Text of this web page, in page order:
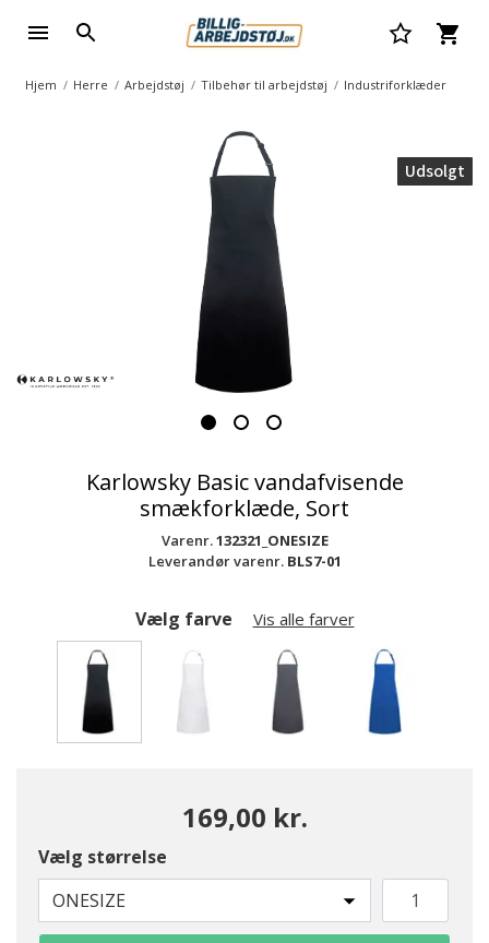
Hjem Herre Arbejdstøj Tilbehør til arbejdstøj Industriforklæder
Udsolgt
Karlowsky Basic vandafvisende
smækforklæde, Sort
Varenr.132321_ONESIZE
Leverandør varenr. BLS7-01
Vælg farve Vis alle farver
169,00 kr.
Vælg størrelse
ONESIZE